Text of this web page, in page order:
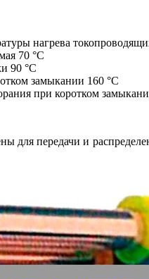
нагрева
70 °С
90 °С
замыкании 160 °С
при коротком
для передачи и